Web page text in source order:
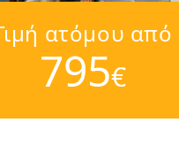
ατόμου από
795€